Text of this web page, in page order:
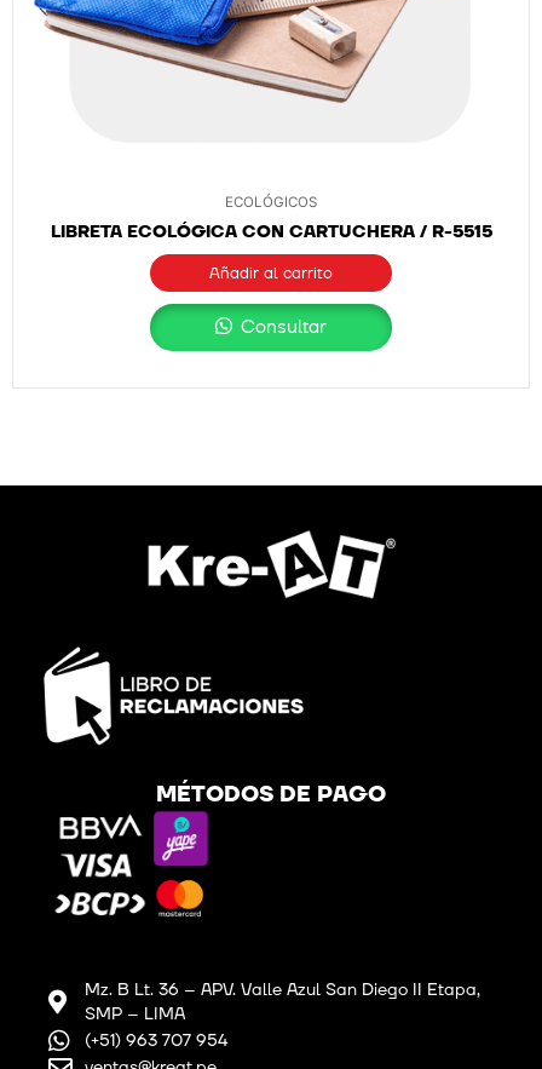
ECOLÓGICOS
LIBRETA ECOLÓGICA CON CARTUCHERA / R-5515
Añadir al carrito
Consultar
MÉTODOS DE PAGO
Mz. B Lt. 36 – APV. Valle Azul San Diego II Etapa,
SMP – LIMA
(+51) 963 707 954